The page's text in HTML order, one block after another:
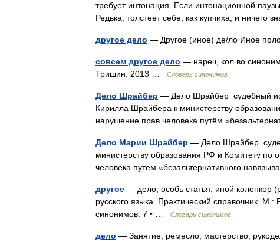
требует интонация. Если интонационной
Редька; толстеет себе, как купчиха, и
другое дело — Другое (иное) де/ло Иное
совсем другое дело — нареч, кол во
Тришин. 2013 …
Словарь синонимов
Дело Шрайбер — Дело Шрайбер судебный
Кирилла Шрайбера к министерству
нарушение прав человека путём
Дело Марии Шрайбер — Дело Шрайбер
министерству образования РФ и Комитету по
человека путём «безальтернативного
другое — дело; особь статья, иной коленкор
русского языка. Практический справочник.
синонимов: 7 • …
Словарь синонимов
дело — Занятие, ремесло, мастерство,